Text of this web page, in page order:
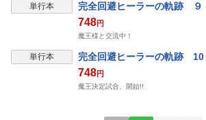
単行本 完全回避ヒーラーの軌跡 ９
748円
魔王様と交流中！
単行本 完全回避ヒーラーの軌跡 10
748円
魔王決定試合、開始!!